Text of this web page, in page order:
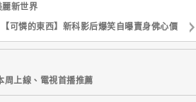
新世界
可憐的東西】新科影后爆笑自曝賣身佛心價
周上線、電視首播推薦